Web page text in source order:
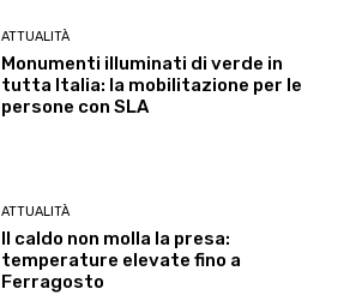
ATTUALITÀ
Monumenti illuminati di verde in
tutta Italia: la mobilitazione per le
persone con SLA
ATTUALITÀ
Il caldo non molla la presa:
temperature elevate fino a
Ferragosto